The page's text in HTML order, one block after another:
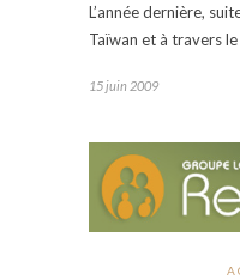
L’année dernière,
Taïwan et à travers
15 juin 2009